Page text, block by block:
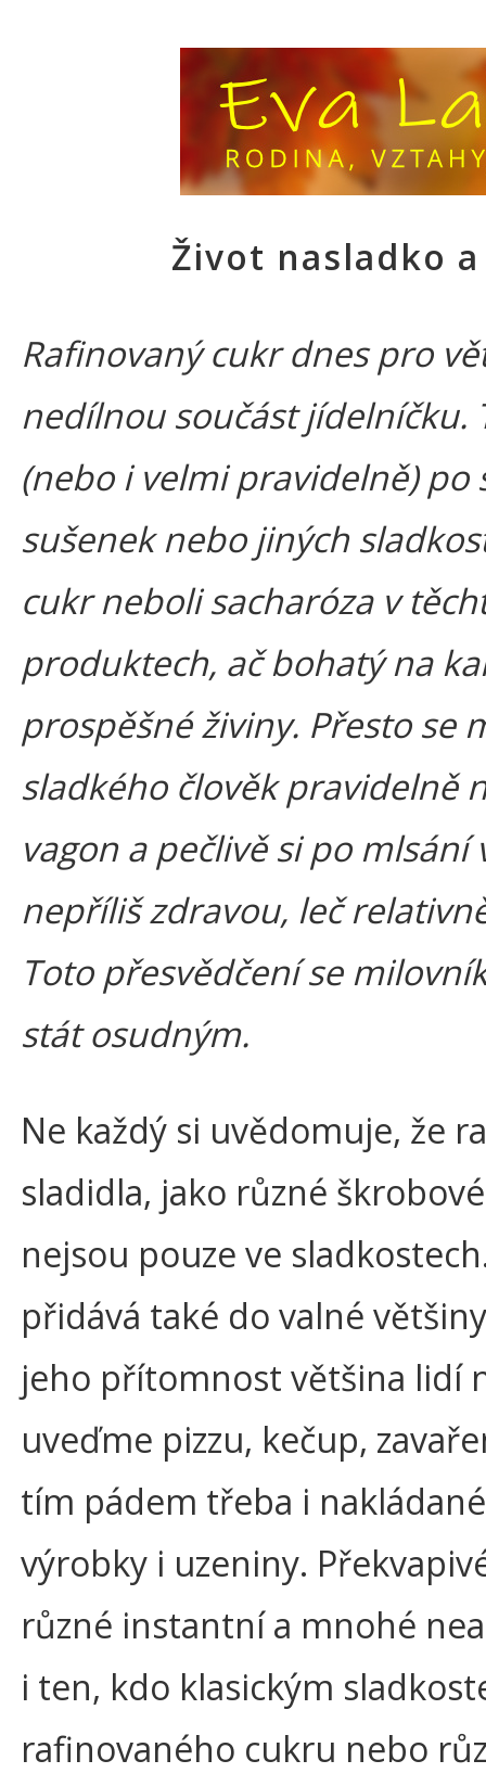
Život nasladko
Rafinovaný cukr dnes pro
nedílnou součást jídelníčku.
(nebo i velmi pravidelně)
sušenek nebo jiných
cukr neboli sacharóza v
produktech, ač bohatý na
prospěšné živiny. Přesto se
sladkého člověk pravidelně
vagon a pečlivě si po mlsání
nepříliš zdravou, leč
Toto přesvědčení se
stát osudným.
Ne každý si uvědomuje, že
sladidla, jako různé
nejsou pouze ve
přidává také do valné
jeho přítomnost většina lidí
uveďme pizzu, kečup,
tím pádem třeba i
výrobky i uzeniny.
různé instantní a mnohé
i ten, kdo klasickým
rafinovaného cukru nebo